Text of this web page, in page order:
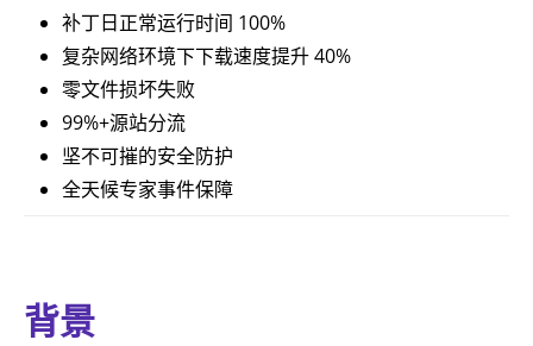
背景
补丁日正常运行时间 100%
复杂网络环境下下载速度提升 40%
零文件损坏失败
99%+源站分流
坚不可摧的安全防护
全天候专家事件保障